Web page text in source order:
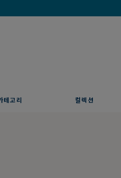
프레
테고리 컬렉션